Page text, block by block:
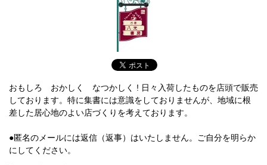
おもしろ おかしく なつかしく ! 日々入荷したものを店頭で販売
しております。特に集書には意識をしておりませんが、地域に根
差した居心地のよい店づくりを考えております。
●匿名のメールには返信（返事）はいたしません。ご自分を明らか
にしてください。